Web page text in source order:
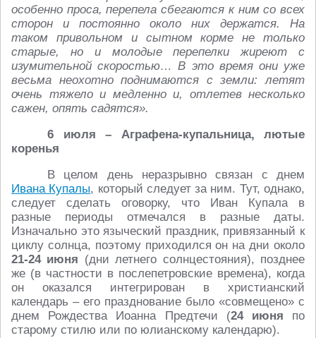
особенно проса, перепела сбегаются к ним со всех
сторон и постоянно около них держатся. На
таком привольном и сытном корме не только
старые, но и молодые перепелки жиреют с
изумительной скоростью… В это время они уже
весьма неохотно поднимаются с земли: летят
очень тяжело и медленно и, отлетев несколько
сажен, опять садятся».
6 июля – Аграфена-купальница, лютые
коренья
В целом день неразрывно связан с днем
Ивана Купалы, который следует за ним. Тут, однако,
следует сделать оговорку, что Иван Купала в
разные периоды отмечался в разные даты.
Изначально это языческий праздник, привязанный к
циклу солнца, поэтому приходился он на дни около
21-24 июня (дни летнего солнцестояния), позднее
же (в частности в послепетровские времена), когда
он оказался интегрирован в христианский
календарь – его празднование было «совмещено» с
днем Рождества Иоанна Предтечи (24 июня по
старому стилю или по юлианскому календарю).